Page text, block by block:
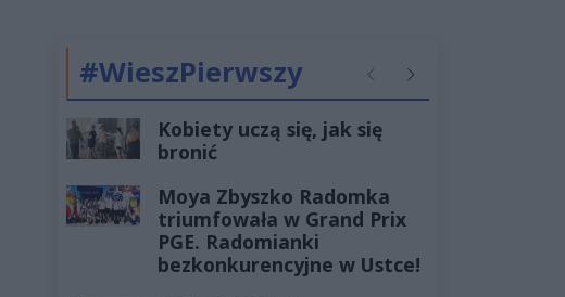
#WieszPierwszy PoprzednieNastępne
Kobiety uczą się, jak się
bronić
Moya Zbyszko Radomka
triumfowała w Grand Prix
PGE. Radomianki
bezkonkurencyjne w Ustce!